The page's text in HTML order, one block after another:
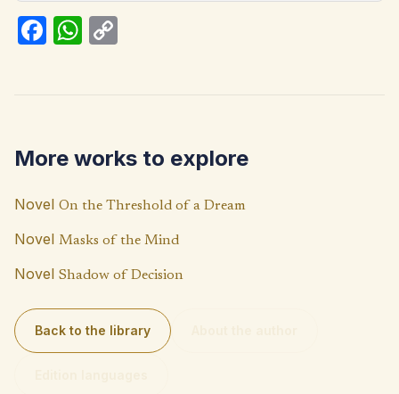
Fa
k
W
p
p
Li
n
k
More works to explore
Novel On the Threshold of a Dream
Novel Masks of the Mind
Novel Shadow of Decision
Back to the library